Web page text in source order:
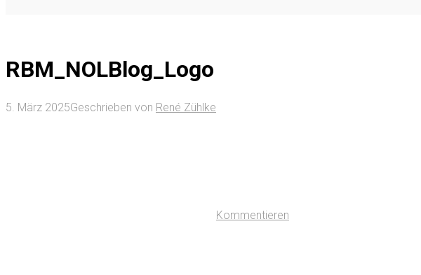
RBM_NOLBlog_Logo
5. März 2025Geschrieben von René Zühlke
Kommentieren